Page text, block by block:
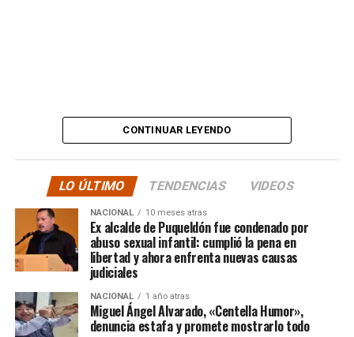
tele y donde sea para
hacer justicia.”
quienes lo han acompañado desde que compartió lo
ocurrido:
“Gracias a todos por el
apoyo!!!!”
CONTINUAR LEYENDO
LO ÚLTIMO TENDENCIAS VIDEOS
NACIONAL 10 meses atras
Ex alcalde de Puqueldón fue condenado por
abuso sexual infantil: cumplió la pena en
libertad y ahora enfrenta nuevas causas
judiciales
NACIONAL 1 año atras
Miguel Ángel Alvarado, «Centella Humor»,
denuncia estafa y promete mostrarlo todo